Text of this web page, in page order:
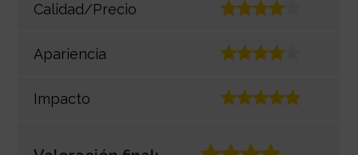
Calidad/Precio
Apariencia
Impacto